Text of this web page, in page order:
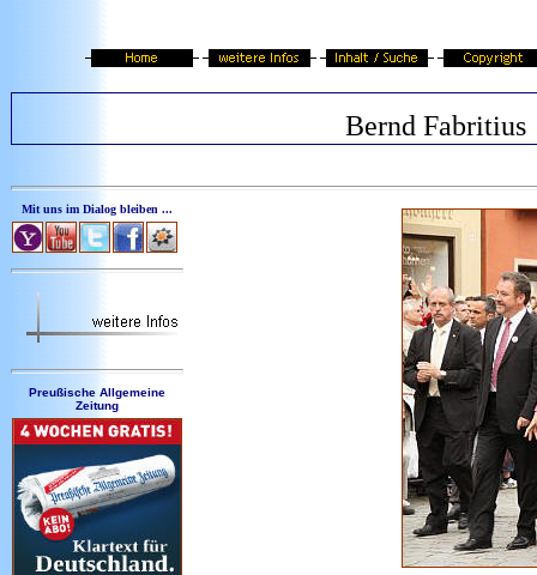
Bernd Fabritius
Mit uns im Dialog bleiben ...
Preußische Allgemeine
Zeitung